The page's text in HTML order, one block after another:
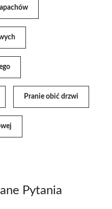
Pranie obić drzwi
Pytania